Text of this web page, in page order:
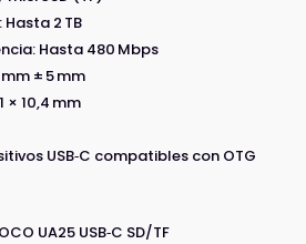
2 TB
Hasta 480 Mbps
± 5 mm
× 10,4 mm
USB‑C compatibles con OTG
UA25 USB‑C SD/TF